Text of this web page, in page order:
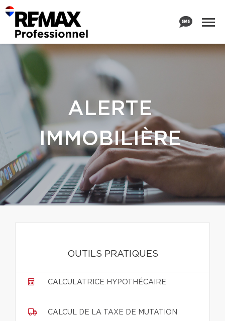
ALERTE
IMMOBILIÈRE
OUTILS PRATIQUES
CALCULATRICE HYPOTHÉCAIRE
CALCUL DE LA TAXE DE MUTATION